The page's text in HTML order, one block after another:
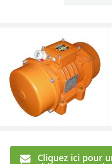
Cliquez ici pour